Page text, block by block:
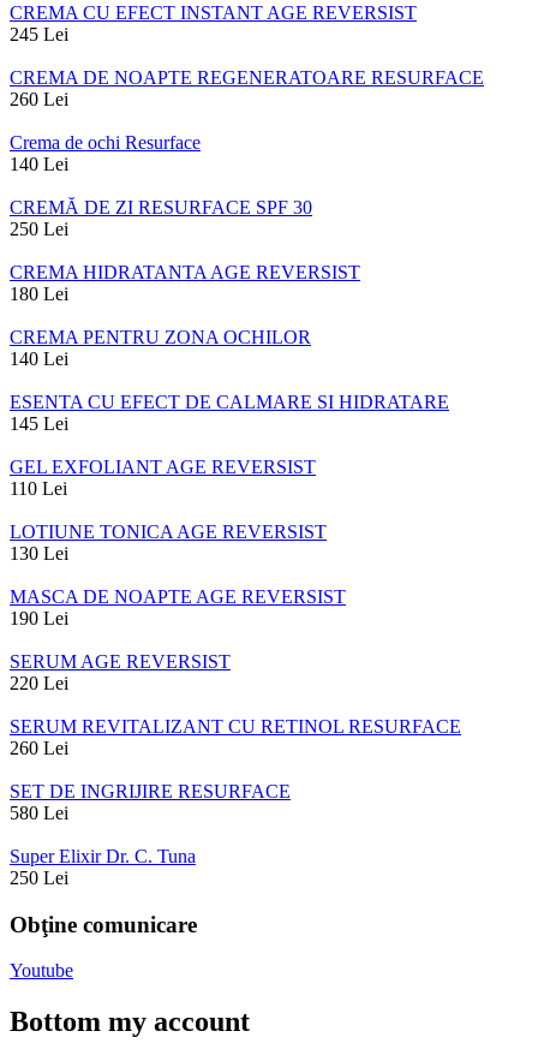
CREMA CU EFECT INSTANT AGE REVERSIST
245 Lei
CREMA DE NOAPTE REGENERATOARE RESURFACE
260 Lei
Crema de ochi Resurface
140 Lei
CREMĂ DE ZI RESURFACE SPF 30
250 Lei
CREMA HIDRATANTA AGE REVERSIST
180 Lei
CREMA PENTRU ZONA OCHILOR
140 Lei
ESENTA CU EFECT DE CALMARE SI HIDRATARE
145 Lei
GEL EXFOLIANT AGE REVERSIST
110 Lei
LOTIUNE TONICA AGE REVERSIST
130 Lei
MASCA DE NOAPTE AGE REVERSIST
190 Lei
SERUM AGE REVERSIST
220 Lei
SERUM REVITALIZANT CU RETINOL RESURFACE
260 Lei
SET DE INGRIJIRE RESURFACE
580 Lei
Super Elixir Dr. C. Tuna
250 Lei
Obţine comunicare
Youtube
Bottom my account